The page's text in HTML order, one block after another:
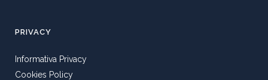
PRIVACY
Informativa Privacy
Cookies Policy